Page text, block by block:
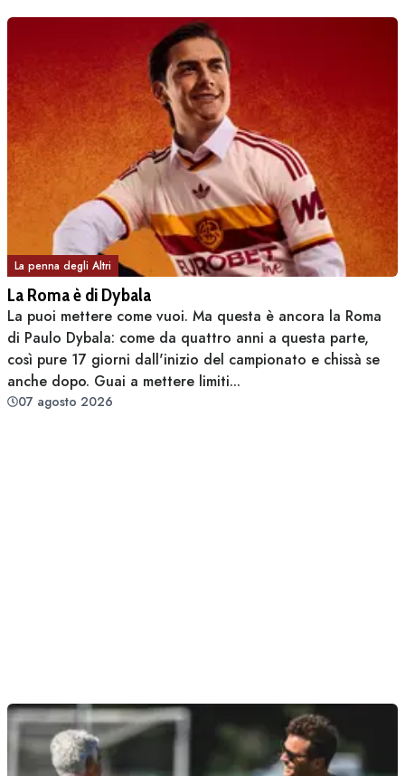
La penna degli Altri
La Roma è di Dybala
La puoi mettere come vuoi. Ma questa è ancora la Roma
di Paulo Dybala: come da quattro anni a questa parte,
così pure 17 giorni dall'inizio del campionato e chissà se
anche dopo. Guai a mettere limiti...
07 agosto 2026